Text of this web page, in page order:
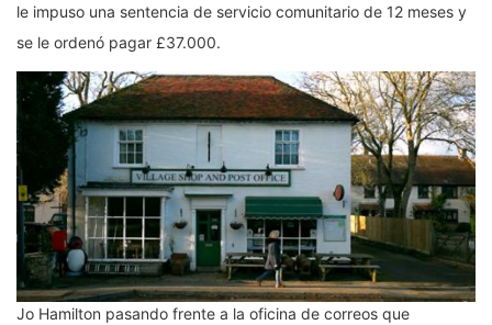
le impuso una sentencia de servicio comunitario de 12 meses y
se le ordenó pagar £37.000.
Jo Hamilton pasando frente a la oficina de correos que